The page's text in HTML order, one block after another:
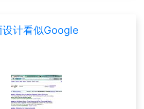
计看似Google